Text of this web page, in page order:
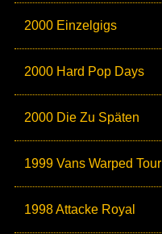
2000 Einzelgigs
2000 Hard Pop Days
2000 Die Zu Späten
1999 Vans Warped Tour
1998 Attacke Royal